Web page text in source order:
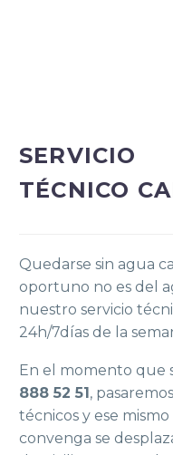
SERVICIO
TÉCNICO
Quedarse sin agua
oportuno no es del
nuestro servicio
24h/7días de la
En el momento que
888 52 51 ,
técnicos y ese
convenga se